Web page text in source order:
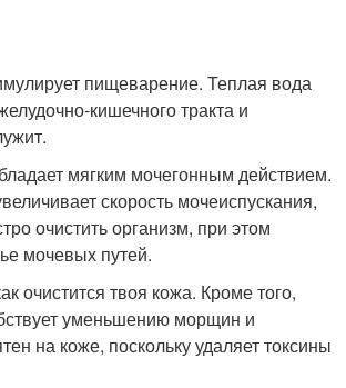
пищеварение. Теплая вода
кишечного тракта и
мягким мочегонным действием.
скорость мочеиспускания,
очистить организм, при этом
мочевых путей.
очистится твоя кожа. Кроме того,
уменьшению морщин и
на коже, поскольку удаляет токсины